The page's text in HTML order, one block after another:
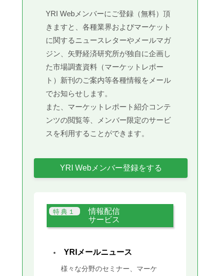
YRI Webメンバーにご登録（無料）頂
きますと、各種業界およびマーケット
に関するニュースレターやメールマガ
ジン、矢野経済研究所が独自に企画し
た市場調査資料（マーケットレポー
ト）新刊のご案内等各種情報をメール
でお知らせします。
また、マーケットレポート紹介コンテ
ンツの閲覧等、メンバー限定のサービ
スを利用することができます。
YRI Webメンバー登録をする
情報配信
サービス
YRIメールニュース
様々な分野のセミナー、マーケ